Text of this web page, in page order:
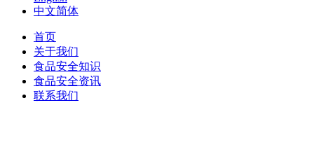
中文简体
首页
关于我们
食品安全知识
食品安全资讯
联系我们